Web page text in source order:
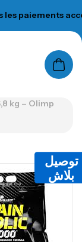
paiements
kg – Olimp
توصيل
بلاش